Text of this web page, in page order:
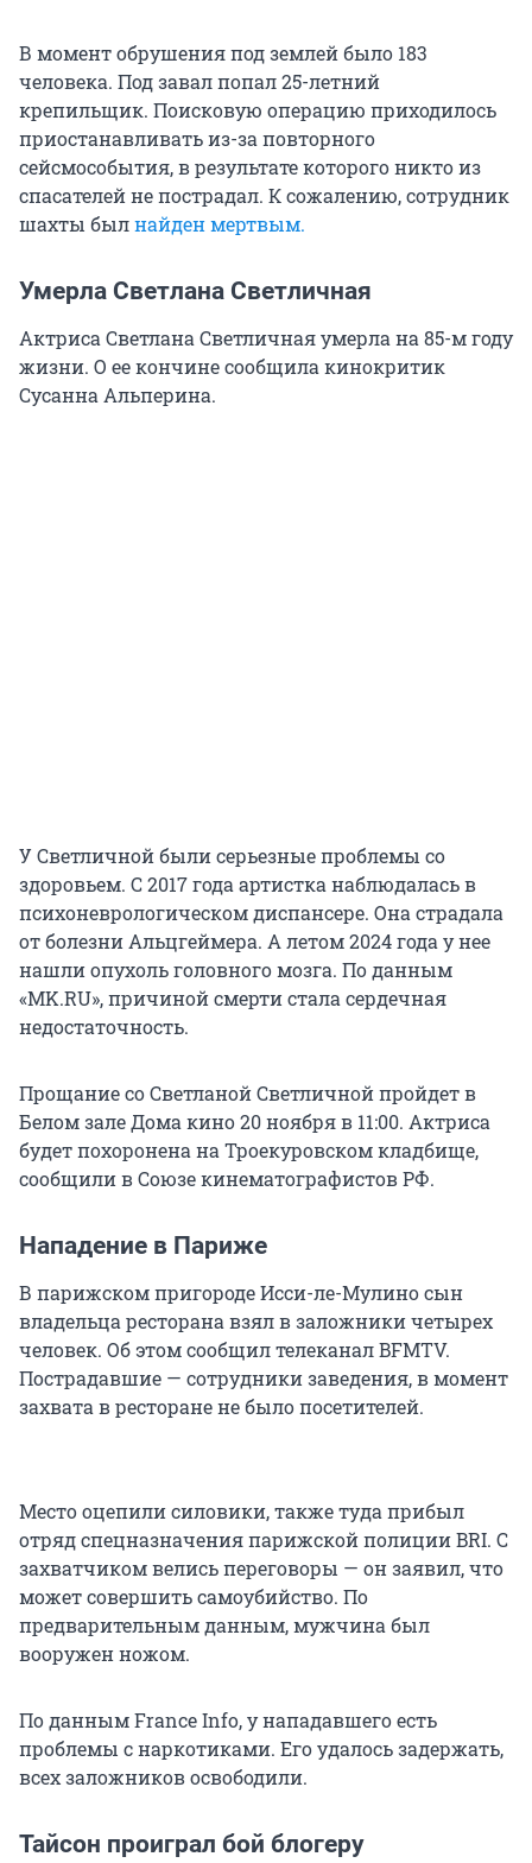
В момент обрушения под землей было 183
человека. Под завал попал 25-летний
крепильщик. Поисковую операцию приходилось
приостанавливать из-за повторного
сейсмособытия, в результате которого никто из
спасателей не пострадал. К сожалению, сотрудник
шахты былнайден мертвым.
Умерла Светлана Светличная
Актриса Светлана Светличная умерла на 85-м году
жизни. О ее кончине сообщила кинокритик
Сусанна Альперина.
У Светличной были серьезные проблемы со
здоровьем. С 2017 года артистка наблюдалась в
психоневрологическом диспансере. Она страдала
от болезни Альцгеймера. А летом 2024 года у нее
нашли опухоль головного мозга. По данным
«MK.RU», причиной смерти стала сердечная
недостаточность.
Прощание со Светланой Светличной пройдет в
Белом зале Дома кино 20 ноября в 11:00. Актриса
будет похоронена на Троекуровском кладбище,
сообщили в Союзе кинематографистов РФ.
Нападение в Париже
В парижском пригороде Исси-ле-Мулино сын
владельца ресторана взял в заложники четырех
человек. Об этом сообщил телеканал BFMTV.
Пострадавшие — сотрудники заведения, в момент
захвата в ресторане не было посетителей.
Место оцепили силовики, также туда прибыл
отряд спецназначения парижской полиции BRI. С
захватчиком велись переговоры — он заявил, что
может совершить самоубийство. По
предварительным данным, мужчина был
вооружен ножом.
По данным France Info, у нападавшего есть
проблемы с наркотиками. Его удалось задержать,
всех заложников освободили.
Тайсон проиграл бой блогеру